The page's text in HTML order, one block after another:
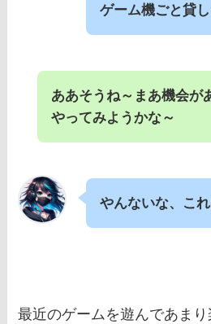
ゲーム機ごと貸
ああそうね～まあ機会が
やってみようかな～
やんないな、こ
最近のゲームを遊んであまり